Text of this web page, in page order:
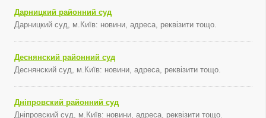
Дарницкий районний суд
Дарницкий суд, м.Київ: новини, адреса, реквізити тощо.
Деснянский районний суд
Деснянский суд, м.Київ: новини, адреса, реквізити тощо.
Дніпровский районний суд
Дніпровский суд, м.Київ: новини, адреса, реквізити тощо.